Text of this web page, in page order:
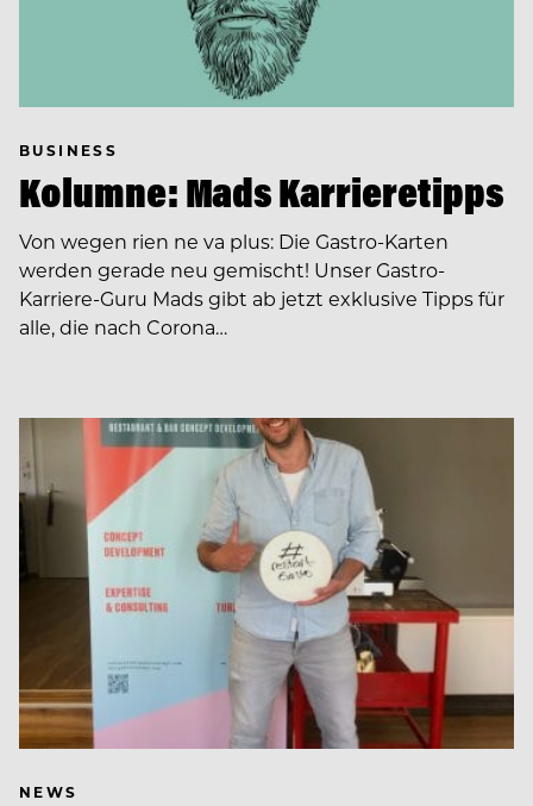
BUSINESS
Kolumne: Mads Karrieretipps
Von wegen rien ne va plus: Die Gastro-Karten
werden gerade neu gemischt! Unser Gastro-
Karriere-Guru Mads gibt ab jetzt exklusive Tipps für
alle, die nach Corona…
NEWS